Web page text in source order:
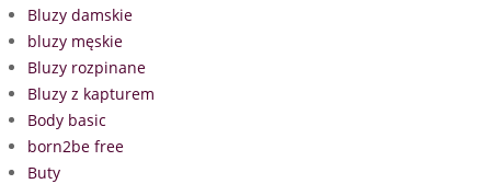
Bluzy damskie
bluzy męskie
Bluzy rozpinane
Bluzy z kapturem
Body basic
born2be free
Buty